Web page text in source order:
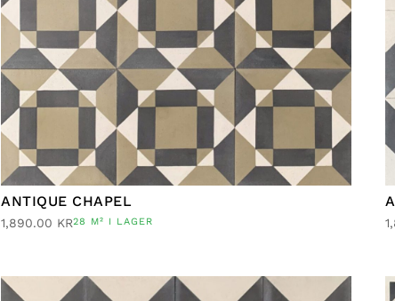
ANTIQUE CHAPEL
1,890.00 KR28 M² I LAGER